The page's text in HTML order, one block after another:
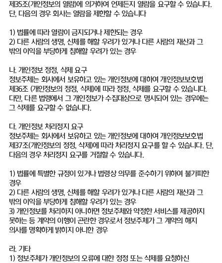
제35조(개인정보의 열람)에 의거하여 언제든지 열람을 요구할 수 있습니다.
단, 다음의 경우 회사는 열람을 제한할 수 있습니다
1) 법률에 따라 열람이 금지되거나 제한되는 경우
2) 다른 사람의 생명, 신체를 해할 우려가 있거나 다른 사람의 재산과 그
밖의 이익을 부당하게 침해할 우려가 있는 경우
나. 개인정보 정정, 삭제 요구
정보주체는 회사에서 보유하고 있는 개인정보에 대하여 개인정보보호법
제36조 (개인정보의 정정, 삭제)에 따라 정정, 삭제를 요구할 수 있습니다.
다만, 다른 법령에서 그 개인정보가 수집대상으로 명시되어 있는 경우에는
그 삭제를 요구할 수 없습니다.
다. 개인정보 처리정지 요구
정보주체는 회사에서 보유하고 있는 개인정보에 대하여 개인정보보호법
제37조(개인정보의 정정, 삭제)에 따라 처리정지 요구를 할 수 있습니다. 단,
다음의 경우 처리정지 요구를 거절할 수 있습니다.
1) 법률에 특별한 규정이 있거나 법령상 의무를 준수하기 위하여 불가피한
경우
2) 다른 사람의 생명, 신체를 해할 우려가 있거나 다른 사람의 재산과 그
밖의 이익을 부당하게 침해할 우려가 있는 경우
3) 개인정보를 처리하지 아니하면 정보주체와 약정한 서비스를 제공하지
못하는 등 계약의 이행이 곤란한 경우로서 정보주체가 그 계약의 해지
의사를 명확하게 밝히지 아니한 경우
라. 기타
1) 정보주체가 개인정보의 오류에 대한 정정 또는 삭제를 요청하신